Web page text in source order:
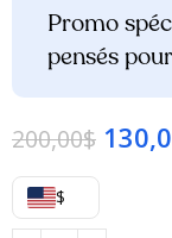
Promo
pensés
200,00$
$